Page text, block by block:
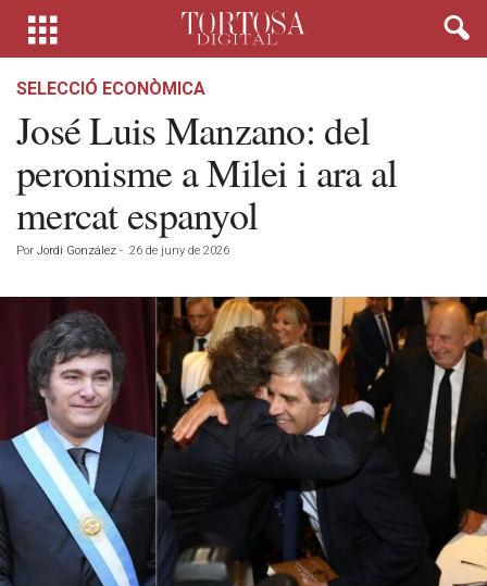
SELECCIÓ ECONÒMICA
José Luis Manzano: del
peronisme a Milei i ara al
mercat espanyol
Por Jordi González - 26 de juny de 2026